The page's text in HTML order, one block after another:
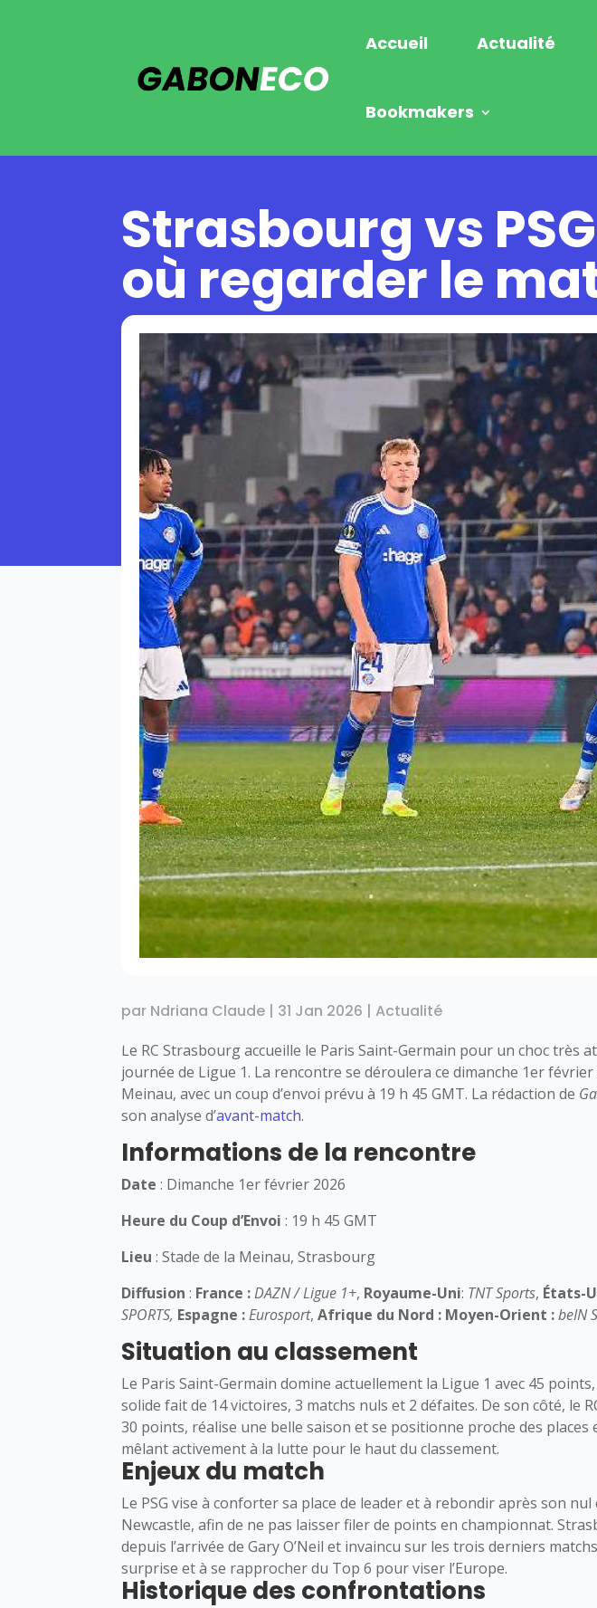
Accueil Actualité
Bookmakers
Strasbourg vs
où regarder le
par Ndriana Claude | 31 Jan 2026 |Actualité
Le RC Strasbourg accueille le Paris Saint-Germain pour un choc très
journée de Ligue 1. La rencontre se déroulera ce dimanche 1er février
Meinau, avec un coup d’envoi prévu à 19 h 45 GMT. La rédaction de
son analyse d’avant-match.
Informations de la rencontre
Date : Dimanche 1er février 2026
Heure du Coup d’Envoi : 19 h 45 GMT
Lieu : Stade de la Meinau, Strasbourg
Diffusion : France :DAZN / Ligue 1+, Royaume-Uni: TNT Sports, États-
SPORTS, Espagne : Eurosport,Afrique du Nord : Moyen-Orient : beIN
Situation au classement
Le Paris Saint-Germain domine actuellement la Ligue 1 avec 45
solide fait de 14 victoires, 3 matchs nuls et 2 défaites. De son côté, le
30 points, réalise une belle saison et se positionne proche des places
mêlant activement à la lutte pour le haut du classement.
Enjeux du match
Le PSG vise à conforter sa place de leader et à rebondir après son
Newcastle, afin de ne pas laisser filer de points en championnat.
depuis l’arrivée de Gary O’Neil et invaincu sur les trois derniers
surprise et à se rapprocher du Top 6 pour viser l’Europe.
Historique des confrontations